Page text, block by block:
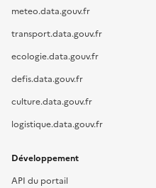
meteo.data.gouv.fr
transport.data.gouv.fr
ecologie.data.gouv.fr
defis.data.gouv.fr
culture.data.gouv.fr
logistique.data.gouv.fr
Développement
API du portail